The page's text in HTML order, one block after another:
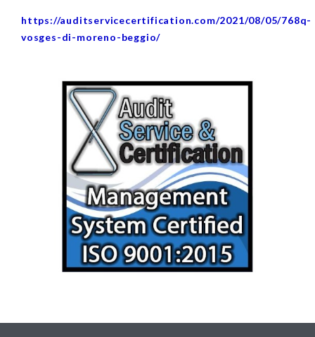
https://auditservicecertification.com/2021/08/05/768q-
vosges-di-moreno-beggio/